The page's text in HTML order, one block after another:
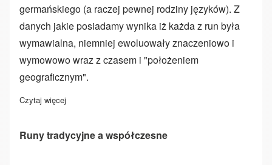
germańskiego (a raczej pewnej rodziny języków). Z
danych jakie posiadamy wynika iż każda z run była
wymawialna, niemniej ewoluowały znaczeniowo i
wymowowo wraz z czasem i "położeniem
geograficznym".
Czytaj więcej
Runy tradycyjne a współczesne